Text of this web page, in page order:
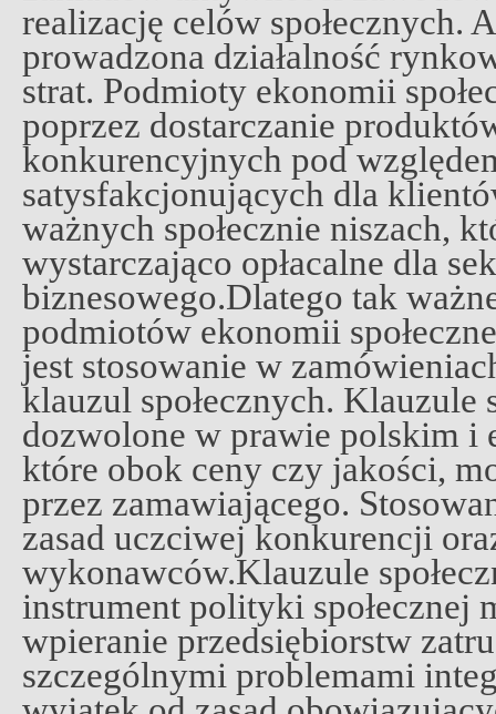
realizację celów społecznych.
prowadzona działalność
strat. Podmioty ekonomii
poprzez dostarczanie
konkurencyjnych pod
satysfakcjonujących dla
ważnych społecznie niszach,
wystarczająco opłacalne dla
biznesowego.Dlatego tak
podmiotów ekonomii
jest stosowanie w
klauzul społecznych. Klauzule
dozwolone w prawie polskim i
które obok ceny czy jakości,
przez zamawiającego.
zasad uczciwej konkurencji
wykonawców.Klauzule
instrument polityki społecznej
wpieranie przedsiębiorstw
szczególnymi problemami